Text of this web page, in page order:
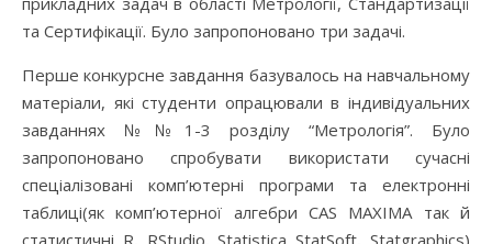
та Сертифікації. Було запропоновано три задачі.
Перше конкурсне завдання базувалось на навчальному
матеріали, які студенти опрацювали в індивідуальних
завданнях №№1-3 розділу “Метрологія”. Було
запропоновано спробувати використати сучасні
спеціалізовані комп’ютерні програми та електронні
таблиці(як комп’ютерної алгебри CAS MAXIMA так й